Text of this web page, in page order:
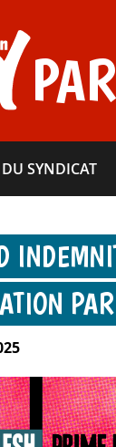
SYNDICAT